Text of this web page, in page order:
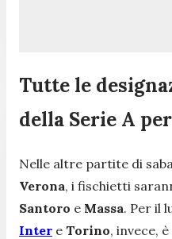
Tutte le
della Serie A
Nelle altre partite di
Verona, i fischietti
Santoro e Massa. Per il
Inter e Torino, invece,